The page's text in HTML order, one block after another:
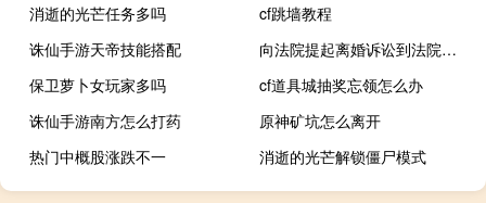
消逝的光芒任务多吗
cf跳墙教程
诛仙手游天帝技能搭配
向法院提起离婚诉讼到法院判决需要多长时间
保卫萝卜女玩家多吗
cf道具城抽奖忘领怎么办
诛仙手游南方怎么打药
原神矿坑怎么离开
热门中概股涨跌不一
消逝的光芒解锁僵尸模式